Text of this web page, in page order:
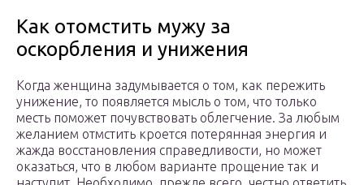
Как отомстить мужу за
оскорбления и унижения
Когда женщина задумывается о том, как пережить
унижение, то появляется мысль о том, что только
месть поможет почувствовать облегчение. За любым
желанием отмстить кроется потерянная энергия и
жажда восстановления справедливости, но может
оказаться, что в любом варианте прощение так и